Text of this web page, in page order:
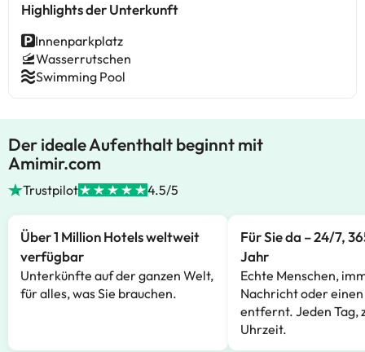
Highlights der Unterkunft
Innenparkplatz
Wasserrutschen
Swimming Pool
Der ideale Aufenthalt beginnt mit
Amimir.com
Trustpilot 4.5/5
Über 1 Million Hotels weltweit
verfügbar
Unterkünfte auf der ganzen Welt,
für alles, was Sie brauchen.
Für Sie da – 24/7,
Jahr
Echte Menschen,
Nachricht oder
entfernt. Jeden Tag,
Uhrzeit.